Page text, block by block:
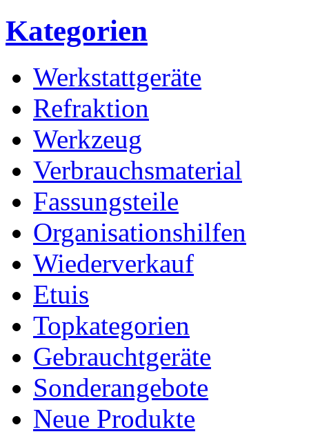
Kategorien
Werkstattgeräte
Refraktion
Werkzeug
Verbrauchsmaterial
Fassungsteile
Organisationshilfen
Wiederverkauf
Etuis
Topkategorien
Gebrauchtgeräte
Sonderangebote
Neue Produkte